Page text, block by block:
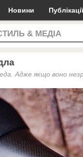
Новини Публікації
& МЕДІА
Адже якщо воно